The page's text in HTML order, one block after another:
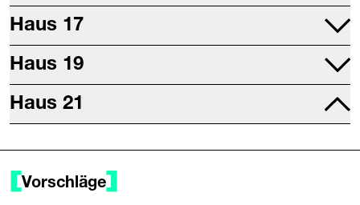
Mettallwerkstatt
Haus 17
Studio 17
Digitalwerkstatt
Haus 19
Sitzungsräume
Restaurant (Chuchi am Wasser)
Haus 21
Saal
Probebühne
Vorschläge